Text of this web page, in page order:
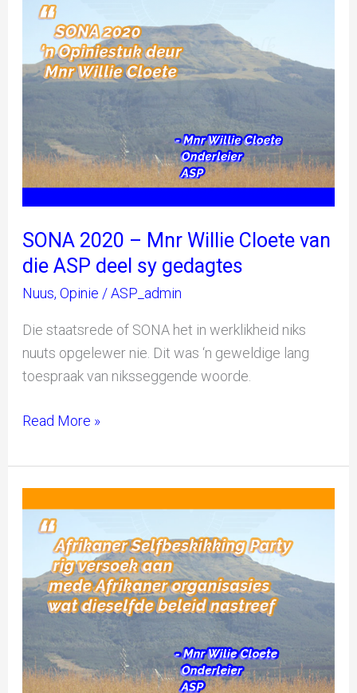
SONA 2020 – Mnr Willie Cloete van
die ASP deel sy gedagtes
Nuus, Opinie /ASP_admin
Die staatsrede of SONA het in werklikheid niks
nuuts opgelewer nie. Dit was ‘n geweldige lang
toespraak van niksseggende woorde.
2020
Mnr
Willie
Cloete
die
ASP
deel
gedagtes
Read More »
Selfbeskikking
Party
versoek
aan
mede
Afrikaner
organisasies